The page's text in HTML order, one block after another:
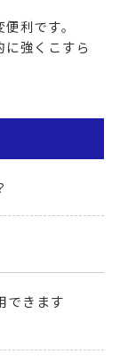
利です。
強くこすら
できます